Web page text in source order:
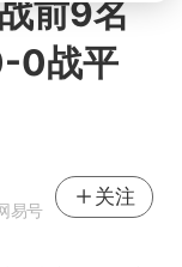
前9名
0战平
易号
关注